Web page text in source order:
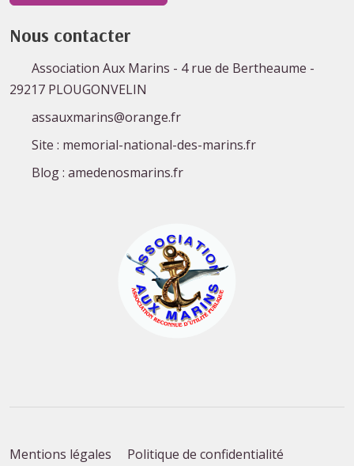
Nous contacter
Association Aux Marins - 4 rue de Bertheaume -
29217 PLOUGONVELIN
assauxmarins@orange.fr
Site : memorial-national-des-marins.fr
Blog : amedenosmarins.fr
Mentions légales
Politique de confidentialité